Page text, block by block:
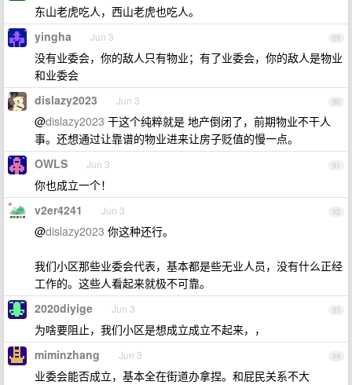
东山老虎吃人，西山老虎也吃人。
89
yingha Jun 3
没有业委会，你的敌人只有物业；有了业委会，你的敌人是物业
和业委会
90
dislazy2023 Jun 3
@dislazy2023 干这个纯粹就是 地产倒闭了，前期物业不干人
事。还想通过让靠谱的物业进来让房子贬值的慢一点。
91
OWLS Jun 3
你也成立一个！
92
v2er4241 Jun 3
@dislazy2023 你这种还行。
我们小区那些业委会代表，基本都是些无业人员，没有什么正经
工作的。这些人看起来就极不可靠。
93
2020diyige Jun 3
为啥要阻止，我们小区是想成立成立不起来，，
94
miminzhang Jun 3
业委会能否成立，基本全在街道办拿捏。和屁民关系不大